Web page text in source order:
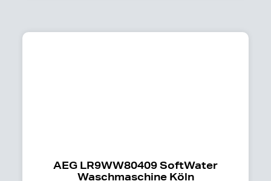
AEG LR9WW80409 SoftWater
Waschmaschine Köln